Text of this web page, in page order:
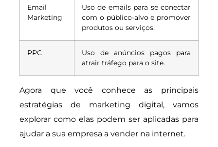
Email
Marketing
Uso de emails para se conectar
com o público-alvo e promover
produtos ou serviços.
PPC
Uso de anúncios pagos para
atrair tráfego para o site.
Agora que você conhece as principais
estratégias de marketing digital, vamos
explorar como elas podem ser aplicadas para
ajudar a sua empresa a vender na internet.